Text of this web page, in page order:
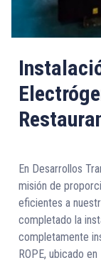
En Desarrollos
misión de
eficientes a
completado la
completamente
ROPE, ubicado